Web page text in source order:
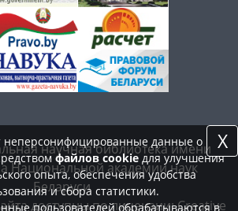
научная библиотека имени
Национальной академии наук
Беларуси
доступны по лицензии:Creative
неперсонифицированные данные о
файлов cookieдля улучшения
опыта, обеспечения удобства
и сбора статистики.
пользователей обрабатываются в
X